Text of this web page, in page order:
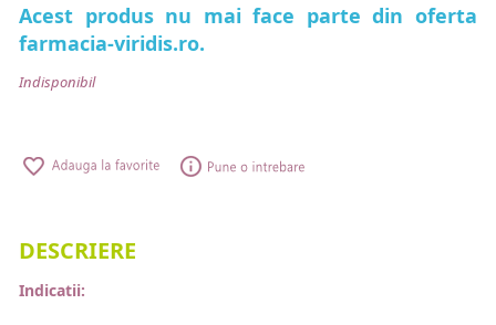
Acest produs nu mai face parte din oferta
farmacia-viridis.ro.
Indisponibil
DESCRIERE
Indicatii: